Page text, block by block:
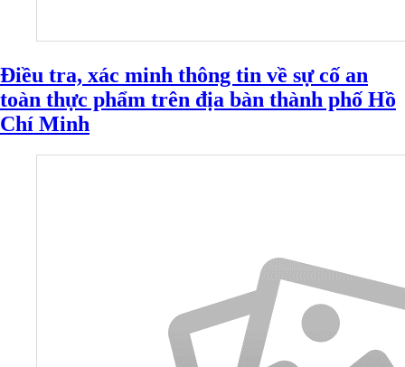
Điều tra, xác minh thông tin về sự cố an
toàn thực phẩm trên địa bàn thành phố Hồ
Chí Minh